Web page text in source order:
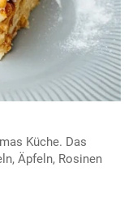
Küche. Das
Äpfeln, Rosinen